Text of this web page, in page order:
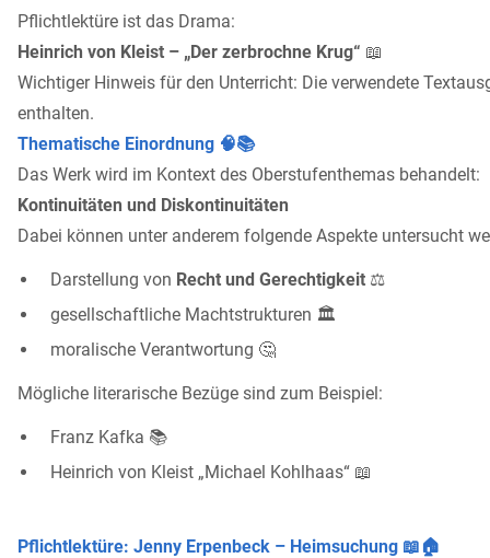
Pflichtlektüre ist das Drama:
Heinrich von Kleist – „Der zerbrochne Krug“ 📖
Wichtiger Hinweis für den Unterricht: Die verwendete
enthalten.
Thematische Einordnung 🧠📚
Das Werk wird im Kontext des Oberstufenthemas behandelt:
Kontinuitäten und Diskontinuitäten
Dabei können unter anderem folgende Aspekte untersucht
Darstellung von Recht und Gerechtigkeit ⚖️
gesellschaftliche Machtstrukturen 🏛️
moralische Verantwortung 🤔
Mögliche literarische Bezüge sind zum Beispiel:
Franz Kafka 📚
Heinrich von Kleist „Michael Kohlhaas“ 📖
Pflichtlektüre: Jenny Erpenbeck – Heimsuchung 📖🏠